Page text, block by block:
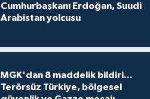
Cumhurbaşkanı Erdoğan, Suudi
Arabistan yolcusu
MGK'dan 8 maddelik bildiri...
Terörsüz Türkiye, bölgesel